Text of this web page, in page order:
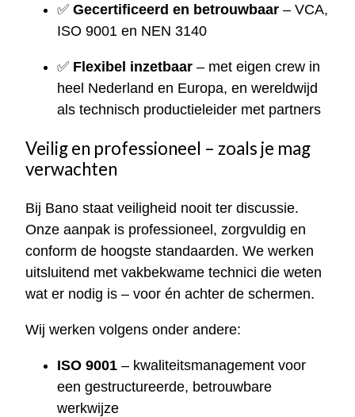
✅ Gecertificeerd en betrouwbaar – VCA,
ISO 9001 en NEN 3140
✅ Flexibel inzetbaar – met eigen crew in
heel Nederland en Europa, en wereldwijd
als technisch productieleider met partners
Veilig en professioneel – zoals je mag
verwachten
Bij Bano staat veiligheid nooit ter discussie.
Onze aanpak is professioneel, zorgvuldig en
conform de hoogste standaarden. We werken
uitsluitend met vakbekwame technici die weten
wat er nodig is – voor én achter de schermen.
Wij werken volgens onder andere:
ISO 9001 – kwaliteitsmanagement voor
een gestructureerde, betrouwbare
werkwijze